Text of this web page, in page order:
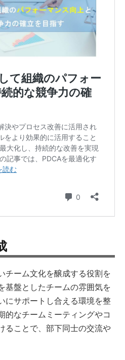
チーム文化を醸成する役割を
基盤としたチームの雰囲気を
にサポートし合える環境を整
的なチームミーティングやコ
ることで、部下同士の交流や